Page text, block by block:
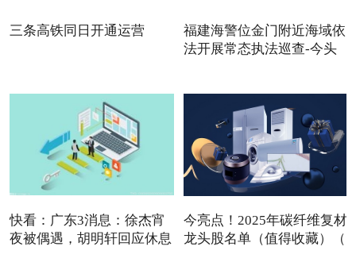
三条高铁同日开通运营
福建海警位金门附近海域依
法开展常态执法巡查-今头
快看：广东3消息：徐杰宵
夜被偶遇，胡明轩回应休息
今亮点！2025年碳纤维复材
龙头股名单（值得收藏）（